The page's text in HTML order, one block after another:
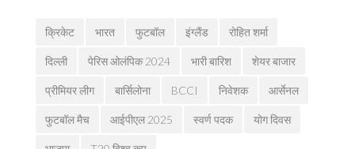
क्रिकेट भारत फुटबॉल इंग्लैंड रोहित शर्मा
दिल्ली पेरिस ओलंपिक 2024 भारी बारिश शेयर बाजार
प्रीमियर लीग बार्सिलोना BCCI निवेशक आर्सेनल
फुटबॉल मैच आईपीएल 2025 स्वर्ण पदक योग दिवस